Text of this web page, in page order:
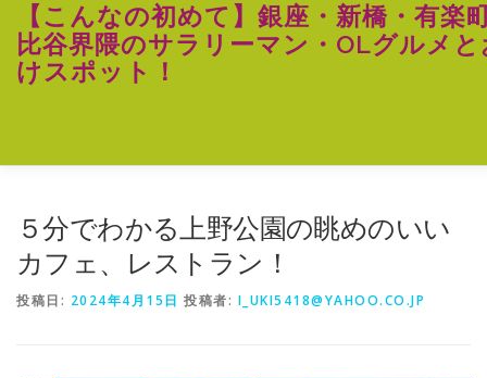
キ
【こんなの初めて】銀座・新橋・有楽
比谷界隈のサラリーマン・OLグルメ
けスポット！
５分でわかる上野公園の眺めのいい
カフェ、レストラン！
投稿日: 2024年4月15日 投稿者: I_UKI5418@YAHOO.CO.JP